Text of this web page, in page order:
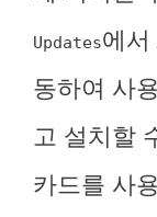
Updates에서
동하여 사
고 설치할
카드를 사